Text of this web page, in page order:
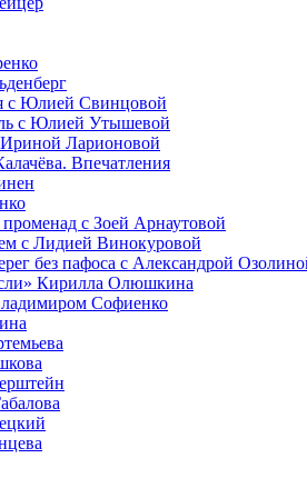
с Юлией Свинцовой
с Юлией Утышевой
Ларионовой
Впечатления
с Зоей Арнаутовой
с Лидией Винокуровой
без пафоса с Александрой
Кирилла Олюшкина
Софиенко